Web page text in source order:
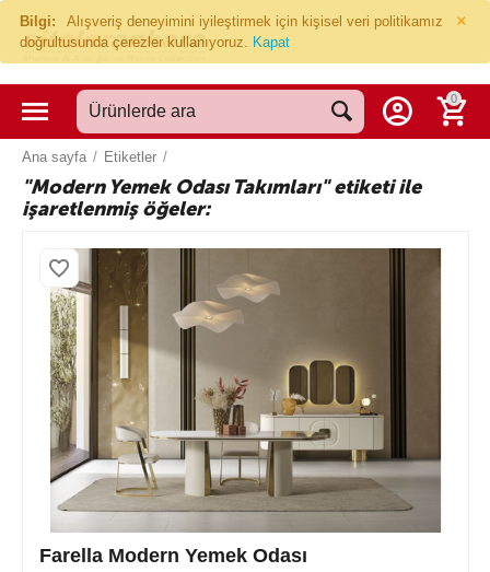
×
Bilgi:
Alışveriş deneyimini iyileştirmek için kişisel veri politikamız
doğrultusunda çerezler kullanıyoruz. Kapat
0
Ana sayfa / Etiketler /
"Modern Yemek Odası Takımları" etiketi ile
işaretlenmiş öğeler:
Farella Modern Yemek Odası